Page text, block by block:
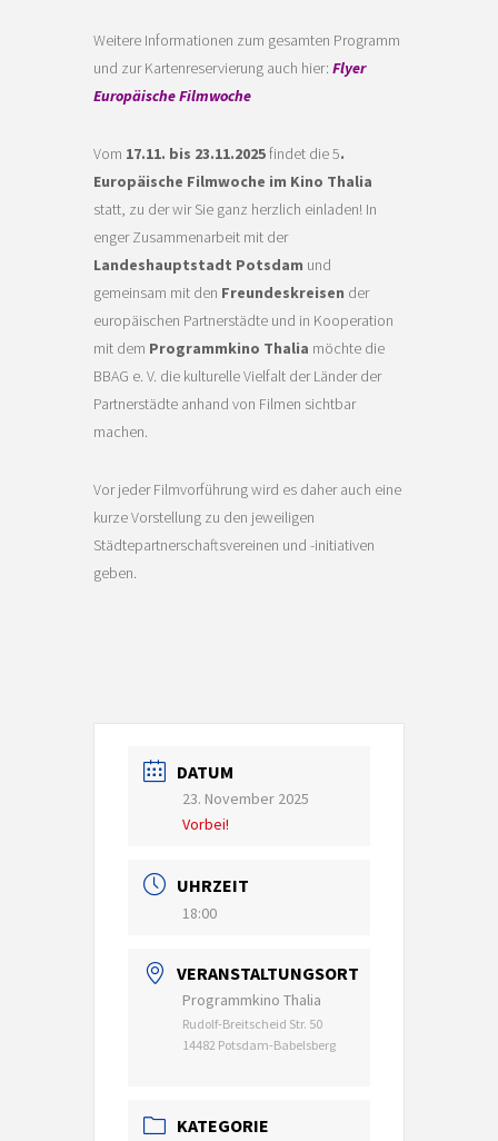
Weitere Informationen zum gesamten Programm
und zur Kartenreservierung auch hier: Flyer
Europäische Filmwoche
Vom 17.11. bis 23.11.2025findet die 5.
Europäische Filmwoche im Kino Thalia
statt, zu der wir Sie ganz herzlich einladen! In
enger Zusammenarbeit mit der
Landeshauptstadt Potsdam und
gemeinsam mit den Freundeskreisen der
europäischen Partnerstädte und in Kooperation
mit dem Programmkino Thalia möchte die
BBAG e. V. die kulturelle Vielfalt der Länder der
Partnerstädte anhand von Filmen sichtbar
machen.
Vor jeder Filmvorführung wird es daher auch eine
kurze Vorstellung zu den jeweiligen
Städtepartnerschaftsvereinen und -initiativen
geben.
DATUM
23. November 2025
Vorbei!
UHRZEIT
18:00
VERANSTALTUNGSORT
Programmkino Thalia
Rudolf-Breitscheid Str. 50
14482 Potsdam-Babelsberg
KATEGORIE